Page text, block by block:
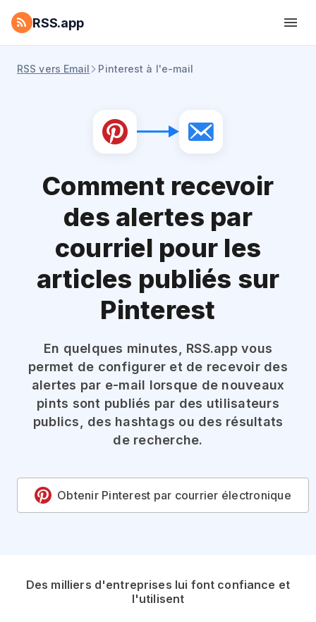
RSS.app
RSS vers Email Pinterest à l'e-mail
Comment recevoir
des alertes par
courriel pour les
articles publiés sur
Pinterest
En quelques minutes, RSS.app vous
permet de configurer et de recevoir des
alertes par e-mail lorsque de nouveaux
pints sont publiés par des utilisateurs
publics, des hashtags ou des résultats
de recherche.
Obtenir Pinterest par courrier électronique
Des milliers d'entreprises lui font confiance et
l'utilisent